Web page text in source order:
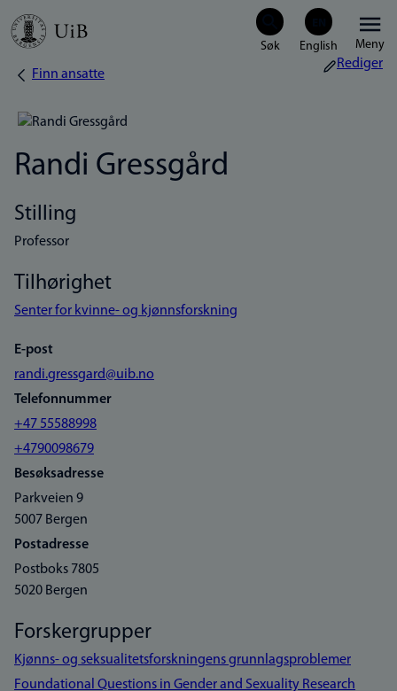
Hopp
Meny
Navigasjonssti
Finn ansatte
Rediger
Randi Gressgård
Stilling
Professor
Tilhørighet
Senter for kvinne- og kjønnsforskning
E-post
randi.gressgard@uib.no
Telefonnummer
+47 55588998
+4790098679
Besøksadresse
Parkveien 9
5007 Bergen
Postadresse
Postboks 7805
5020 Bergen
Forskergrupper
Kjønns- og seksualitetsforskningens grunnlagsproblemer
Foundational Questions in Gender and Sexuality Research